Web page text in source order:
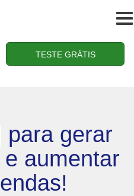
TESTE GRÁTIS
para gerar
aumentar